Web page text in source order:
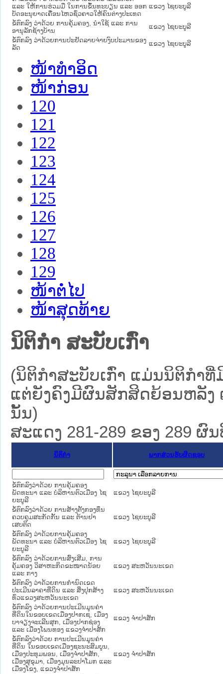
ແລະ ໃຫ້ການຮ່ວມມື ໃນການຂຶ້ນທະບຽນ ແລະ ອອກ
ບັດອະນຸຍາດເຄື່ອນໄຫວຊົ່ວຄາວໃຫ້ຄົນຕ່າງປະເທດ
ແຂວງ ໄຊຍະບູລີ
ຂໍ້ຕົກລົງ ວ່າດ້ວຍ ການຄຸ້ມຄອງ, ນຳໃຊ້ ແລະ ການ
ອານຸລັກຊ້າງບ້ານ
ແຂວງ ໄຊຍະບູລີ
ຂໍ້ຕົກລົງ ວ່າດ້ວຍການປະຢັດລາຍຈ່າຍງົບປະມານຂອງ
ລັດ
ແຂວງ ໄຊຍະບູລີ
ໜ້າທໍາອິດ
ໜ້າກ່ອນ
120
121
122
123
124
125
126
127
128
129
ໜ້າຕໍ່ໄປ
ໜ້າສຸດທ້າຍ
ນິຕິກໍາ ສະບັບເກົ່າ
(ນິຕິກໍາສະບັບເກົ່າ ແມ່ນນິຕິກໍາ
ແຕ່ຍັງຄົງມີຜົນສັກສິດຍ້ອນຫລັງ
ນັ້ນ)
ສະແດງ 281-289 ຂອງ 289 ຜົ
ນິຕິກໍາ ພາກສ່ວນຮັບຜິດຊອບ
ຂໍ້ຕົກລົງວ່າດ້ວຍ ການຄຸ້ມຄອງ
ພັດທະນາ ແລະ ບໍລິຫານຕົວເມືອງ ໄຊ
ຍະບູລີ
ແຂວງ ໄຊຍະບູລີ
ຂໍ້ຕົກລົງວ່າດ້ວຍ ການສ້າງຕັ້ງກອງທຶນ
ຄວບຄຸມສະກັດກັ້ນ ແລະ ຕ້ານຢາ
ເສບຕິດ
ແຂວງ ໄຊຍະບູລີ
ຂໍ້ຕົກລົງ ວ່າດ້ວຍການຄຸ້ມຄອງ
ພັດທະນາ ແລະ ບໍລິຫານຕົວເມືອງ ໄຊ
ຍະບູລີ
ແຂວງ ໄຊຍະບູລີ
ຂໍ້ຕົກລົງ ວ່າດ້ວຍການສົ່ງເສີມ, ການ
ຄຸ້ມຄອງ ວິສາຫະກິດຂະໜາດນ້ອຍ
ແລະ ກາງ
ແຂວງ ສະຫວັນນະເຂດ
ຂໍ້ຕົກລົງ ວ່າດ້ວຍການກໍານົດເຂດ
ປະເມີນລາຄາທີ່ດິນ ແລະ ສິ່ງປຸກສ້າງ
ທົ່ວແຂວງສະຫວັນນະເຂດ
ແຂວງ ສະຫວັນນະເຂດ
ຂໍ້ຕົກລົງ ວ່າດ້ວຍການປະເມີນມູນຄ່າ
ທີ່ດິນໃນຂອບເຂດເມືອງປາກເຊ, ເມືອງ
ບາຈຽງຈະເລີນສຸກ, ເມືອງປາກຊ່ອງ
ແລະ ເມືອງໂພນທອງ ແຂວງຈຳປາສັກ
ແຂວງ ຈໍາປາສັກ
ຂໍ້ຕົກລົງວ່າດ້ວຍ ການປະເມີນມູນຄ່າ
ທີ່ດິນ ໃນຂອບເຂດເມືອງຊະນະສົມບູນ,
ເມືອງປະທຸມພອນ, ເມືອງຈຳປາສັກ,
ເມືອງສຸຂຸມາ, ເມືອງມຸນລະປາໂມກ ແລະ
ເມືອງໂຂງ, ແຂວງຈຳປາສັກ
ແຂວງ ຈໍາປາສັກ